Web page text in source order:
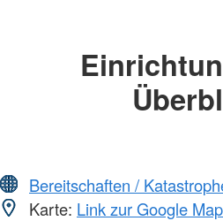
Bereitschaften /
Karte: Link zur Google